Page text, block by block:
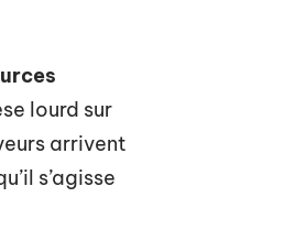
lourd sur
arrivent
s’agisse